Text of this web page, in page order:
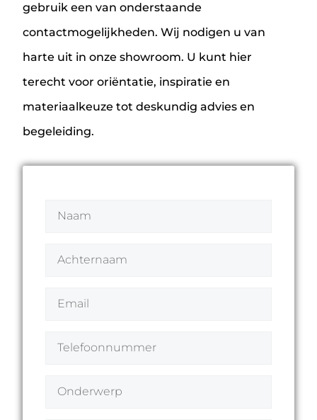
gebruik een van onderstaande
contactmogelijkheden. Wij nodigen u van
harte uit in onze showroom. U kunt hier
terecht voor oriëntatie, inspiratie en
materiaalkeuze tot deskundig advies en
begeleiding.